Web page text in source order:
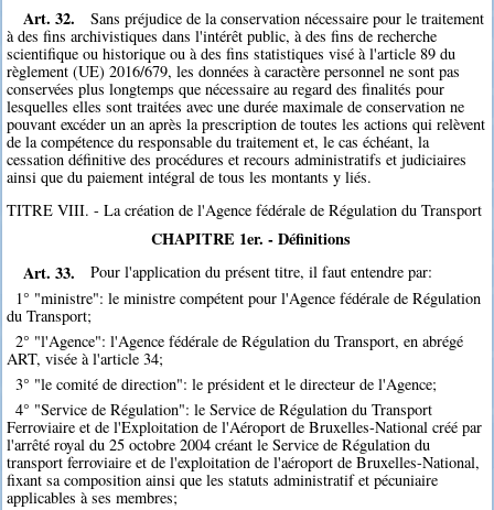
Art. 32.
Sans préjudice de la conservation nécessaire pour le traitement
à des fins archivistiques dans l'intérêt public, à des fins de recherche
scientifique ou historique ou à des fins statistiques visé à l'article 89 du
règlement (UE) 2016/679, les données à caractère personnel ne sont pas
conservées plus longtemps que nécessaire au regard des finalités pour
lesquelles elles sont traitées avec une durée maximale de conservation ne
pouvant excéder un an après la prescription de toutes les actions qui relèvent
de la compétence du responsable du traitement et, le cas échéant, la
cessation définitive des procédures et recours administratifs et judiciaires
ainsi que du paiement intégral de tous les montants y liés.
TITRE VIII. - La création de l'Agence fédérale de Régulation du Transport
CHAPITRE 1er. - Définitions
Art. 33.
Pour l'application du présent titre, il faut entendre par:
1° "ministre": le ministre compétent pour l'Agence fédérale de Régulation
du Transport;
2° "l'Agence": l'Agence fédérale de Régulation du Transport, en abrégé
ART, visée à l'article 34;
3° "le comité de direction": le président et le directeur de l'Agence;
4° "Service de Régulation": le Service de Régulation du Transport
Ferroviaire et de l'Exploitation de l'Aéroport de Bruxelles-National créé par
l'arrêté royal du 25 octobre 2004 créant le Service de Régulation du
transport ferroviaire et de l'exploitation de l'aéroport de Bruxelles-National,
fixant sa composition ainsi que les statuts administratif et pécuniaire
applicables à ses membres;